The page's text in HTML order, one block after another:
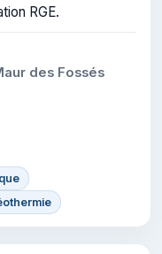
RGE.
des Fossés